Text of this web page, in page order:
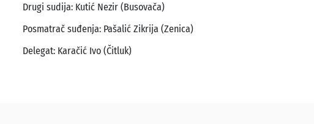
Drugi sudija: Kutić Nezir (Busovača)
Posmatrač suđenja: Pašalić Zikrija (Zenica)
Delegat: Karačić Ivo (Čitluk)